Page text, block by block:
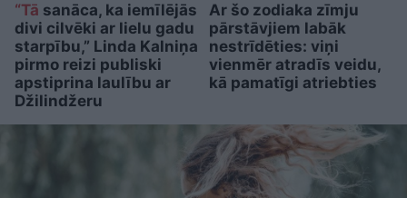
“Tā sanāca, ka iemīlējās
divi cilvēki ar lielu gadu
starpību,” Linda Kalniņa
pirmo reizi publiski
apstiprina laulību ar
Džilindžeru
Ar šo zodiaka zīmju
pārstāvjiem labāk
nestrīdēties: viņi
vienmēr atradīs veidu,
kā pamatīgi atriebties